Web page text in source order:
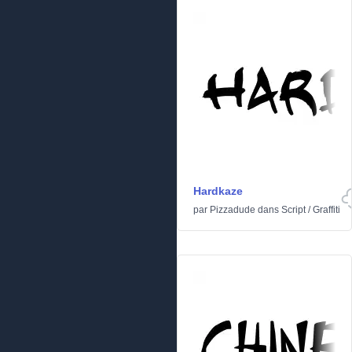
Hardkaze
par Pizzadude dans Script/Graffiti